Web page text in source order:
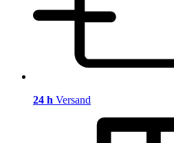
24 h Versand